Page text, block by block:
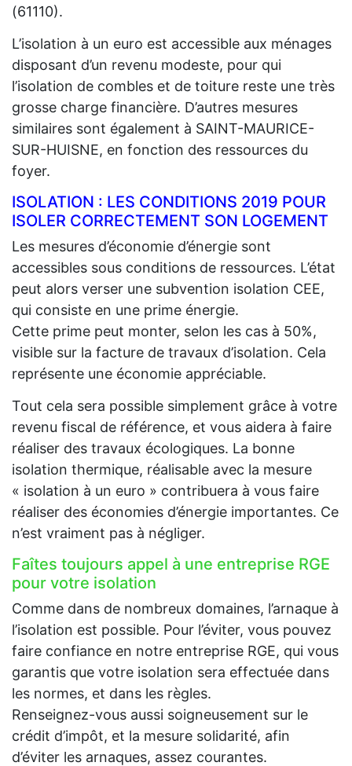
(61110).
L’isolation à un euro est accessible aux ménages
disposant d’un revenu modeste, pour qui
l’isolation de combles et de toiture reste une très
grosse charge financière. D’autres mesures
similaires sont également à SAINT-MAURICE-
SUR-HUISNE, en fonction des ressources du
foyer.
ISOLATION : LES CONDITIONS 2019 POUR
ISOLER CORRECTEMENT SON LOGEMENT
Les mesures d’économie d’énergie sont
accessibles sous conditions de ressources. L’état
peut alors verser une subvention isolation CEE,
qui consiste en une prime énergie.
Cette prime peut monter, selon les cas à 50%,
visible sur la facture de travaux d’isolation. Cela
représente une économie appréciable.
Tout cela sera possible simplement grâce à votre
revenu fiscal de référence, et vous aidera à faire
réaliser des travaux écologiques. La bonne
isolation thermique, réalisable avec la mesure
« isolation à un euro » contribuera à vous faire
réaliser des économies d’énergie importantes. Ce
n’est vraiment pas à négliger.
Faîtes toujours appel à une entreprise RGE
pour votre isolation
Comme dans de nombreux domaines, l’arnaque à
l’isolation est possible. Pour l’éviter, vous pouvez
faire confiance en notre entreprise RGE, qui vous
garantis que votre isolation sera effectuée dans
les normes, et dans les règles.
Renseignez-vous aussi soigneusement sur le
crédit d’impôt, et la mesure solidarité, afin
d’éviter les arnaques, assez courantes.